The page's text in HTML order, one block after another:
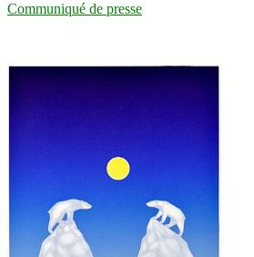
Communiqué de presse